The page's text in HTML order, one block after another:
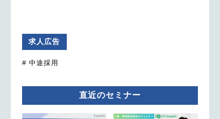
求人広告
# 中途採用
直近のセミナー